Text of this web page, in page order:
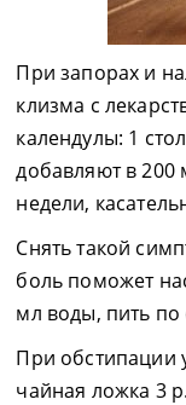
При запорах и
клизма с
календулы: 1
добавляют в 200
недели,
Снять такой
боль поможет
мл воды, пить по
При обстипации
чайная ложка 3